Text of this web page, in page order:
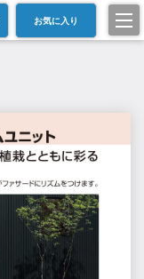
お気に入り